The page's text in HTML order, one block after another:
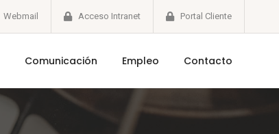
Webmail Acceso Intranet Portal Cliente
Comunicación Empleo Contacto